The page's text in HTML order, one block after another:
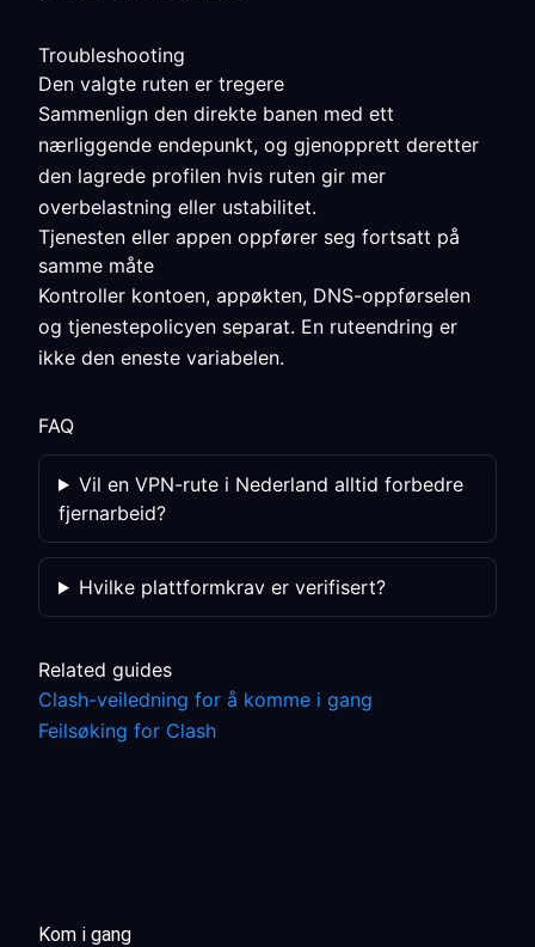
Troubleshooting
Den valgte ruten er tregere
Sammenlign den direkte banen med ett
nærliggende endepunkt, og gjenopprett deretter
den lagrede profilen hvis ruten gir mer
overbelastning eller ustabilitet.
Tjenesten eller appen oppfører seg fortsatt på
samme måte
Kontroller kontoen, appøkten, DNS-oppførselen
og tjenestepolicyen separat. En ruteendring er
ikke den eneste variabelen.
FAQ
Vil en VPN-rute i Nederland alltid forbedre
fjernarbeid?
Hvilke plattformkrav er verifisert?
Related guides
Clash-veiledning for å komme i gang
Feilsøking for Clash
Kom i gang